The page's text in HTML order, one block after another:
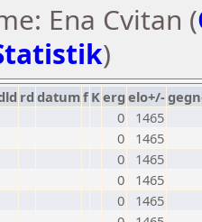
Ena Cvitan (
)
rd datumf Kerg elo+/-
0
1465
0
1465
0
1465
0
1465
0
1465